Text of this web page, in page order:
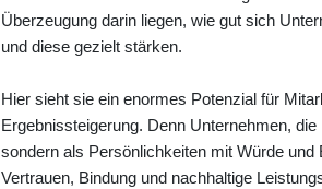
Überzeugung darin liegen, wie gut sich
und diese gezielt stärken.
Hier sieht sie ein enormes Potenzial für
Ergebnissteigerung. Denn Unternehmen,
sondern als Persönlichkeiten mit Würde
Vertrauen, Bindung und nachhaltige